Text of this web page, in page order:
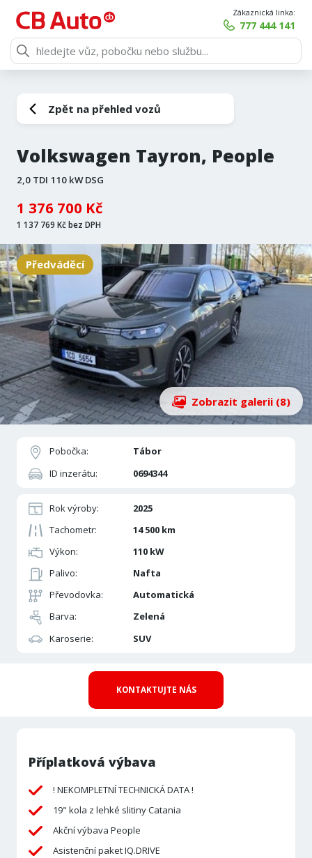
Zákaznická linka:
777 444 141
Zpět na přehled vozů
Volkswagen Tayron, People
2,0 TDI 110 kW DSG
1 376 700 Kč
1 137 769 Kč bez DPH
Pobočka:
Tábor
ID inzerátu:
0694344
Rok výroby:
2025
Tachometr:
14 500 km
Výkon:
110 kW
Palivo:
Nafta
Převodovka:
Automatická
Barva:
Zelená
Karoserie:
SUV
Předváděcí
Zobrazit galerii (8)
KONTAKTUJTE NÁS
Příplatková výbava
! NEKOMPLETNÍ TECHNICKÁ DATA !
19" kola z lehké slitiny Catania
Akční výbava People
Asistenční paket IQ.DRIVE